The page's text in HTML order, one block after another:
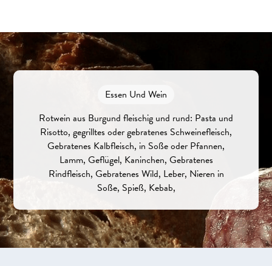
Essen Und Wein
Rotwein aus Burgund fleischig und rund: Pasta und
Risotto, gegrilltes oder gebratenes Schweinefleisch,
Gebratenes Kalbfleisch, in Soße oder Pfannen,
Lamm, Geflügel, Kaninchen, Gebratenes
Rindfleisch, Gebratenes Wild, Leber, Nieren in
Soße, Spieß, Kebab,